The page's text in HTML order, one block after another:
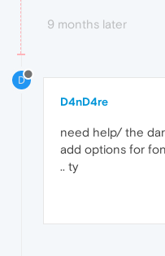
9 months later
D
D4nD4re
need help/ the
add options for
.. ty